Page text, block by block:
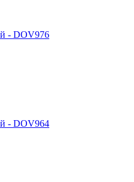
- DOV976
- DOV964